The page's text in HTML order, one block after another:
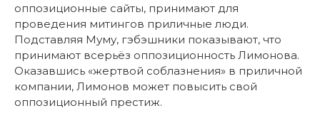
оппозиционные сайты, принимают для
проведения митингов приличные люди.
Подставляя Муму, гэбэшники показывают, что
принимают всерьёз оппозиционность Лимонова.
Оказавшись «жертвой соблазнения» в приличной
компании, Лимонов может повысить свой
оппозиционный престиж.